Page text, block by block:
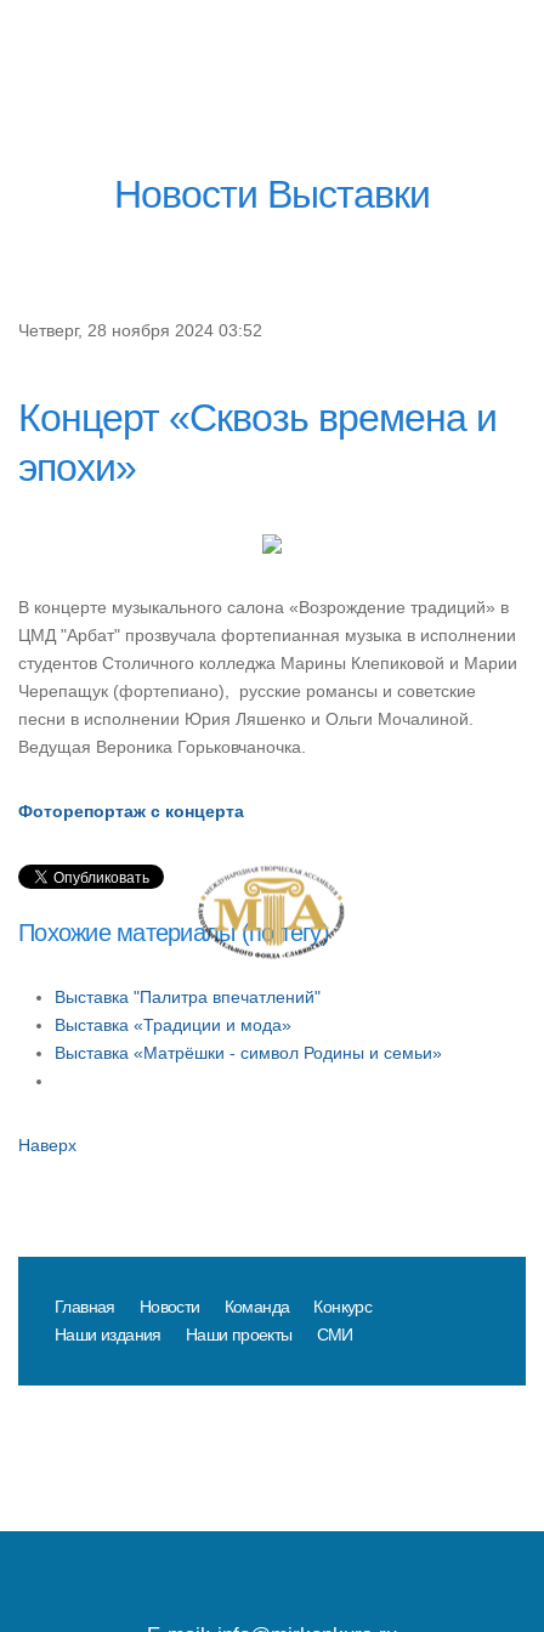
Новости Выставки
Четверг, 28 ноября 2024 03:52
Концерт «Сквозь времена и
эпохи»
В концерте музыкального салона «Возрождение традиций» в
ЦМД "Арбат" прозвучала фортепианная музыка в исполнении
студентов Столичного колледжа Марины Клепиковой и Марии
Черепащук (фортепиано), русские романсы и советские
песни в исполнении Юрия Ляшенко и Ольги Мочалиной.
Ведущая Вероника Горьковчаночка.
Фоторепортаж с концерта
Похожие материалы (по тегу)
Выставка "Палитра впечатлений"
Выставка «Традиции и мода»
Выставка «Матрёшки - символ Родины и семьи»
Наверх
Главная Новости Команда
Конкурс
Наши издания
Наши проекты СМИ